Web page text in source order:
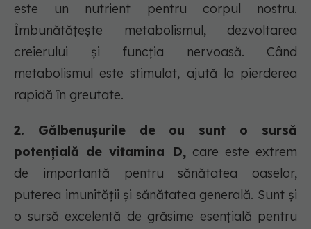
este un nutrient pentru corpul nostru.
Îmbunătățește metabolismul, dezvoltarea
creierului și funcția nervoasă. Când
metabolismul este stimulat, ajută la pierderea
rapidă în greutate.
2. Gălbenușurile de ou sunt o sursă
potențială de vitamina D,care este extrem
de importantă pentru sănătatea oaselor,
puterea imunității și sănătatea generală. Sunt și
o sursă excelentă de grăsime esențială pentru